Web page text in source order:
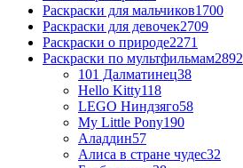
Раскраски для мальчиков1700
Раскраски для девочек2709
Раскраски о природе2271
Раскраски по мультфильмам2892
101 Далматинец38
Hello Kitty118
LEGO Ниндзяго58
My Little Pony190
Аладдин57
Алиса в стране чудес32